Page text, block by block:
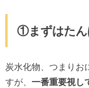
①まずはたん
炭水化物、つまりお
すが、 一番重要視し